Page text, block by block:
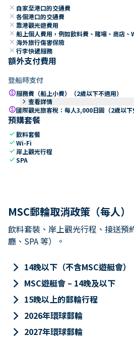
close 自家至港口的交通費
close 各個港口的交通費
close 靠港觀光遊費用
close 船上個人費用，例如飲料費、賭場、商店
close 海外旅行傷害保險
close 行李快遞服務
額外支付費用
登船時支付
paid服務費（船上小費）（2歲以下不適用）
keyboard_arrow_right 查看詳情
paid國際觀光旅客稅：每人3,000日圓（2歲以
預購套餐
check飲料套餐
checkWi-Fi
check 岸上觀光行程
checkSPA
MSC郵輪取消政策（每人）
飲料套裝、岸上觀光行程、接送預
廳、SPA 等）。
keyboard_arrow_right 14晚以下（不含MSC遊艇會）
keyboard_arrow_right MSC遊艇會 – 14晚及以下
keyboard_arrow_right 15晚以上的郵輪行程
keyboard_arrow_right 2026年環球郵輪
keyboard_arrow_right 2027年環球郵輪